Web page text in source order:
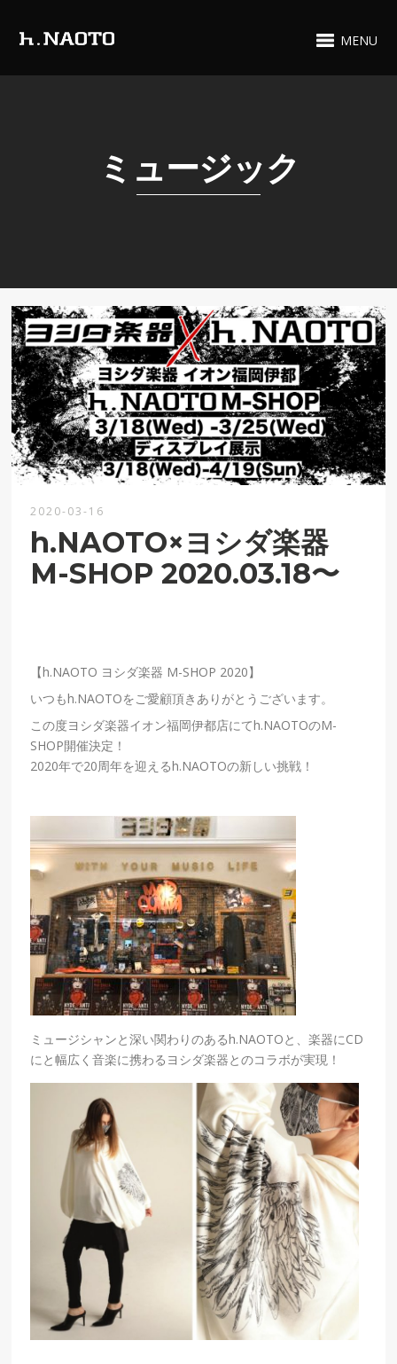
MENU
ミュージック
2020-03-16
h.NAOTO×ヨシダ楽器
M-SHOP 2020.03.18〜
【h.NAOTO ヨシダ楽器 M-SHOP 2020】
いつもh.NAOTOをご愛顧頂きありがとうございます。
この度ヨシダ楽器イオン福岡伊都店にてh.NAOTOのM-
SHOP開催決定！
2020年で20周年を迎えるh.NAOTOの新しい挑戦！
ミュージシャンと深い関わりのあるh.NAOTOと、楽器にCD
にと幅広く音楽に携わるヨシダ楽器とのコラボが実現！